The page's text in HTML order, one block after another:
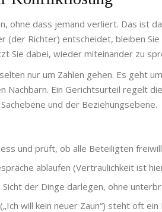
ohne dass jemand verliert. Das ist
Richter) entscheidet, bleiben
Sie dabei, wieder miteinander zu
nur um Zahlen gehen. Es geht
Ein Gerichtsurteil regelt
und der Beziehungsebene.
und prüft, ob alle Beteiligten
ablaufen (Vertraulichkeit ist
der Dinge darlegen, ohne
will kein neuer Zaun“) steht oft